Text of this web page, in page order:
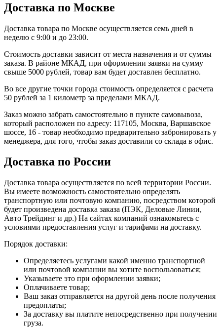
Доставка по Москве
Доставка товара по Москве осуществляется семь дней в
неделю с 9:00 и до 23:00.
Стоимость доставки зависит от места назначения и от суммы
заказа. В районе МКАД, при оформлении заявки на сумму
свыше 5000 рублей, товар вам будет доставлен бесплатно.
Во все другие точки города стоимость определяется с расчета
50 рублей за 1 километр за пределами МКАД.
Заказ можно забрать самостоятельно в пункте самовывоза,
который расположен по адресу: 117105, Москва, Варшавское
шоссе, 16 - товар необходимо предварительно забронировать у
менеджера, для того, чтобы заказ доставили со склада в офис.
Доставка по России
Доставка товара осуществляется по всей территории России.
Вы имеете возможность самостоятельно определять
транспортную или почтовую компанию, посредством которой
будет произведена доставка заказа (ПЭК, Деловые Линии,
Авто Трейдинг и др.) На сайтах компаний ознакомьтесь с
условиями предоставления услуг и тарифами на доставку.
Порядок доставки:
Определяетесь услугами какой именно транспортной
или почтовой компании вы хотите воспользоваться;
Указываете это при оформлении заявки;
Оплачиваете товар;
Ваш заказ отправляется на другой день после получения
предоплаты;
За доставку вы платите непосредственно при получении
груза.